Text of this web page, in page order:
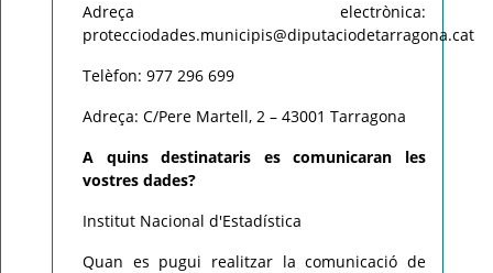
Adreça electrònica:
protecciodades.municipis@diputaciodetarragona.cat
Telèfon: 977 296 699
Adreça: C/Pere Martell, 2 – 43001 Tarragona
A quins destinataris es comunicaran les
vostres dades?
Institut Nacional d'Estadística
Quan es pugui realitzar la comunicació de